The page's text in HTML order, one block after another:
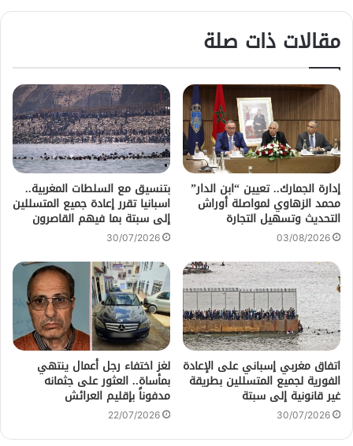
مقالات ذات صلة
إدارة الجمارك.. تعيين “ابن الدار”
محمد الزهاوي لمواصلة أوراش
التحديث وتسهيل التجارة
03/08/2026
بتنسيق مع السلطات المغربية..
اسبانيا تقرر إعادة جميع المتسللين
إلى سبتة بما فيهم القاصرون
30/07/2026
اتفاق مغربي إسباني على الإعادة
الفورية لجميع المتسللين بطريقة
غير قانونية إلى سبتة
30/07/2026
لغز اختفاء رجل أعمال ينتهي
بمأساة.. العثور على جثمانه
مدفوناً بإقليم العرائش
22/07/2026